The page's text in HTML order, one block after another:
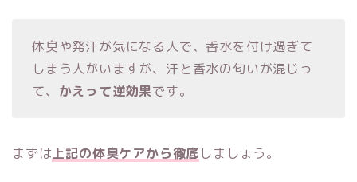
体臭や発汗が気になる人で、香水を付け過ぎて
しまう人がいますが、汗と香水の匂いが混じっ
て、 かえって逆効果です。
まずは上記の体臭ケアから徹底しましょう。